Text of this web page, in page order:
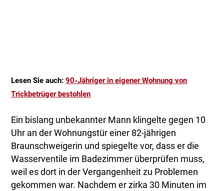
Lesen Sie auch:90-Jähriger in eigener Wohnung von
Trickbetrüger bestohlen
Ein bislang unbekannter Mann klingelte gegen 10
Uhr an der Wohnungstür einer 82-jährigen
Braunschweigerin und spiegelte vor, dass er die
Wasserventile im Badezimmer überprüfen muss,
weil es dort in der Vergangenheit zu Problemen
gekommen war. Nachdem er zirka 30 Minuten im